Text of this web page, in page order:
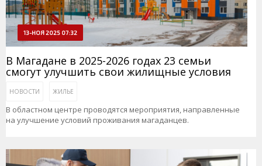
13-НОЯ 2025 07:32
В Магадане в 2025-2026 годах 23 семьи
смогут улучшить свои жилищные условия
НОВОСТИ ЖИЛЬЕ
В областном центре проводятся мероприятия, направленные
на улучшение условий проживания магаданцев.